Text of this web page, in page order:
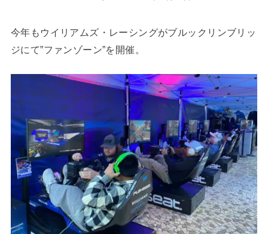
今年もウイリアムズ・レーシングがブルックリンブリッ
ジにて”ファンゾーン”を開催。